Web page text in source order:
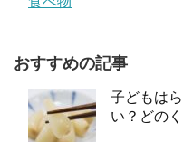
おすすめの記事
子どもは
い？どの